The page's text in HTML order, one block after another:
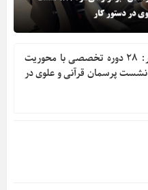
معاون آموزش بنیاد بین‌المللی غدیر: ۲۸ دوره تخصصی با محوریت
«جنگ رمضان» برگزار می‌شود/ ۱۸ نشست پرسمان قرآنی و علوی در